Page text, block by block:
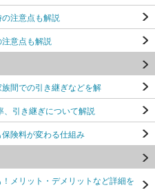
注意点も解説
意点も解説
間での引き継ぎなどを解
、引き継ぎについて解説
険料が変わる仕組み
メリット・デメリットなど詳細を